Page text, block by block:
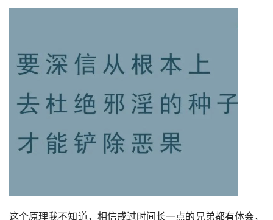
这个原理我不知道，相信戒过时间长一点的兄弟都有体会，